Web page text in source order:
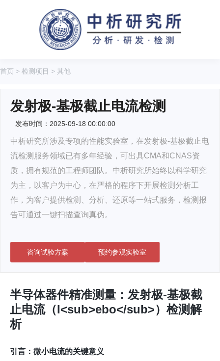
首页 > 检测项目 > 其他
发射极-基极截止电流检测
发布时间：2025-09-18 00:00:00
中析研究所涉及专项的性能实验室，在发射极-基极截止电
流检测服务领域已有多年经验，可出具CMA和CNAS资
质，拥有规范的工程师团队。中析研究所始终以科学研究
为主，以客户为中心，在严格的程序下开展检测分析工
作，为客户提供检测、分析、还原等一站式服务，检测报
告可通过一键扫描查询真伪。
咨询试验方案 预约参观实验室
半导体器件精准测量：发射极-基极截
止电流（I<sub>ebo</sub>）检测解
析
引言：微小电流的关键意义